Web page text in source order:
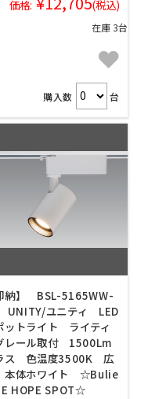
価格: (税込)
在庫 3台
購入数 台
納】 BSL-5165WW-
ユニティ LED
ットライト ライティ
レール取付 1500Lm
ス 色温度3500K 広
体ホワイト ☆Bulie
HOPE SPOT☆